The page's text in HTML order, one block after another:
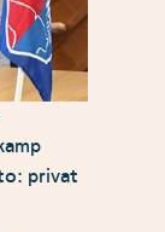
privat